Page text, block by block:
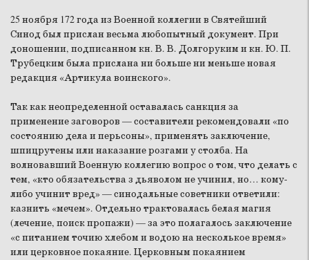
25 ноября 172 года из Военной коллегии в Святейший
Синод был прислан весьма любопытный документ. При
доношении, подписанном кн. В. В. Долгоруким и кн. Ю. П.
Трубецким была прислана ни больше ни меньше новая
редакция «Артикула воинского».
Так как неопределенной оставалась санкция за
применение заговоров — составители рекомендовали «по
состоянию дела и перьсоны», применять заключение,
шпицрутены или наказание розгами у столба. На
волновавший Военную коллегию вопрос о том, что делать с
тем, «кто обязательства з дьяволом не учинил, но… кому-
либо учинит вред» — синодальные советники ответили:
казнить «мечем». Отдельно трактовалась белая магия
(лечение, поиск пропажи) — за это полагалось заключение
«с питанием точию хлебом и водою на несколькое время»
или церковное покаяние. Церковным покаянием